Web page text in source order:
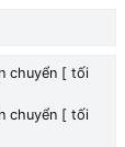
chuyển [ tối
chuyển [ tối